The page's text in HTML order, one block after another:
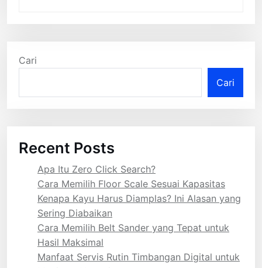
Cari
Cari
Recent Posts
Apa Itu Zero Click Search?
Cara Memilih Floor Scale Sesuai Kapasitas
Kenapa Kayu Harus Diamplas? Ini Alasan yang
Sering Diabaikan
Cara Memilih Belt Sander yang Tepat untuk
Hasil Maksimal
Manfaat Servis Rutin Timbangan Digital untuk